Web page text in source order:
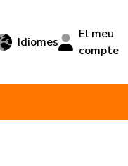
Idiomes
El meu
compte